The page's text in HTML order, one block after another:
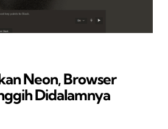
Neon, Browser
Didalamnya